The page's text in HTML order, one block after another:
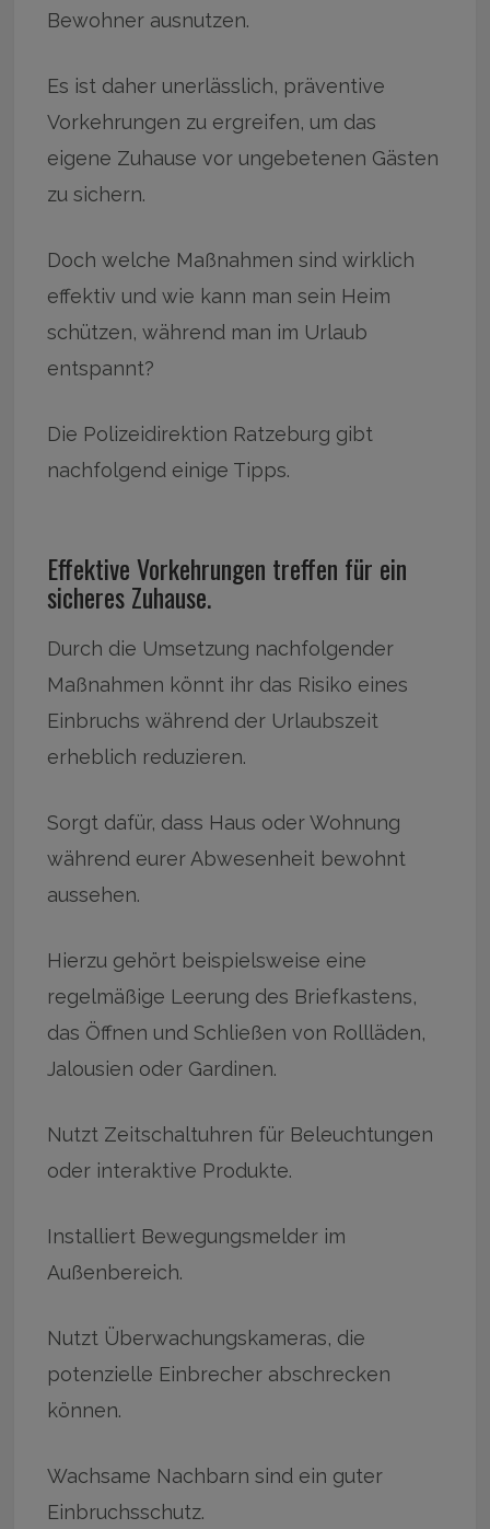
Bewohner ausnutzen.
Es ist daher unerlässlich, präventive
Vorkehrungen zu ergreifen, um das
eigene Zuhause vor ungebetenen Gästen
zu sichern.
Doch welche Maßnahmen sind wirklich
effektiv und wie kann man sein Heim
schützen, während man im Urlaub
entspannt?
Die Polizeidirektion Ratzeburg gibt
nachfolgend einige Tipps.
Effektive Vorkehrungen treffen für ein
sicheres Zuhause.
Durch die Umsetzung nachfolgender
Maßnahmen könnt ihr das Risiko eines
Einbruchs während der Urlaubszeit
erheblich reduzieren.
Sorgt dafür, dass Haus oder Wohnung
während eurer Abwesenheit bewohnt
aussehen.
Hierzu gehört beispielsweise eine
regelmäßige Leerung des Briefkastens,
das Öffnen und Schließen von Rollläden,
Jalousien oder Gardinen.
Nutzt Zeitschaltuhren für Beleuchtungen
oder interaktive Produkte.
Installiert Bewegungsmelder im
Außenbereich.
Nutzt Überwachungskameras, die
potenzielle Einbrecher abschrecken
können.
Wachsame Nachbarn sind ein guter
Einbruchsschutz.